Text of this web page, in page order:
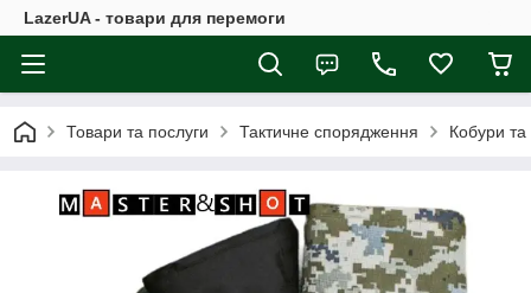
LazerUA - товари для перемоги
Товари та послуги Тактичне спорядження Кобури та